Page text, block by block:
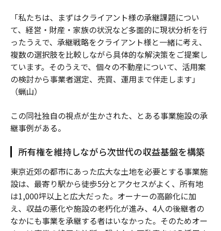
「私たちは、まずはクライアント様の承継課題につい
て、経営・財産・家族の状況など多面的に現状分析を行
ったうえで、承継戦略をクライアント様と一緒に考え、
複数の選択肢を比較しながら具体的な解決策をご提案し
ています。そのうえで、個々の不動産について、活用案
の検討から事業者選定、売買、運用まで伴走します」
（蝋山）
この同社独自の視点が生かされた、とある事業施設の承
継事例がある。
所有権を維持しながら次世代の収益基盤を構築
東京近郊の都市にあった広大な土地を必要とする事業施
設は、最寄り駅から徒歩5分とアクセスがよく、所有地
は1,000坪以上と広大だった。オーナーの高齢化に加
え、収益の悪化や施設の老朽化が進み、4人の後継者の
なかにも事業を承継する者はいなかった。そのためオー